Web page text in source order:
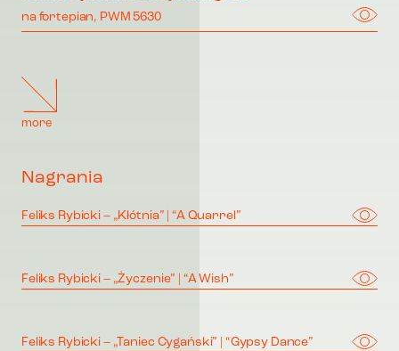
na fortepian, PWM 5630
more
Nagrania
Feliks Rybicki – „Kłótnia” | “A Quarrel”
Feliks Rybicki – „Życzenie” | “A Wish”
Feliks Rybicki – „Taniec Cygański” | “Gypsy Dance”